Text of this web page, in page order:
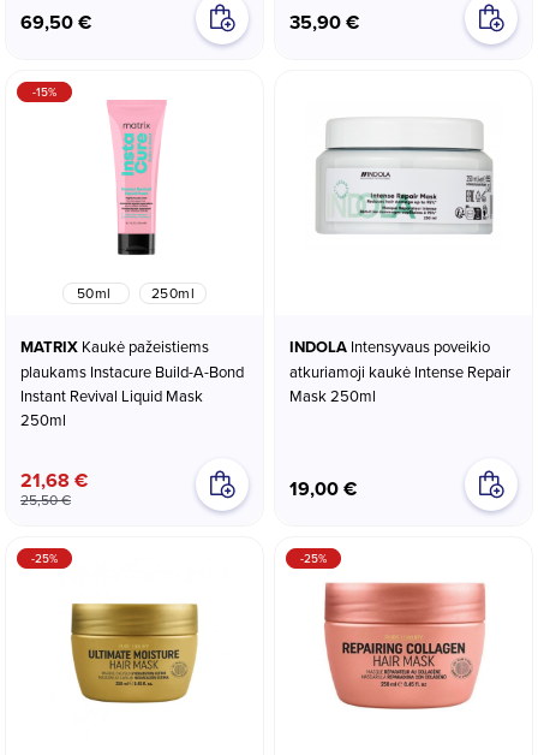
69,50 € 35,90 €
50ml 250ml
MATRIX
plaukams Instacure Build-A-Bond
Instant Revival Liquid Mask
250ml
21,68 €
25,50 €
-15%
INDOLA
atkuriamoji kaukė Intense Repair
Mask 250ml
19,00 €
-25% -25%